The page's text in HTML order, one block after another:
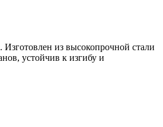
из высокопрочной стали
устойчив к изгибу и